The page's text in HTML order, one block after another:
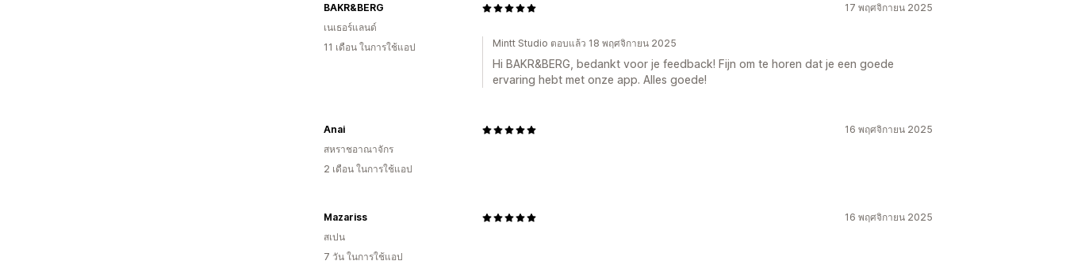
17 พฤศจิกายน 2025
BAKR&BERG
เนเธอร์แลนด์
11 เดือน ในการใช้แอป
Mintt Studio ตอบแล้ว 18 พฤศจิกายน 2025
Hi BAKR&BERG, bedankt voor je feedback! Fijn om te horen dat je een goede
ervaring hebt met onze app. Alles goede!
16 พฤศจิกายน 2025
Anai
สหราชอาณาจักร
2 เดือน ในการใช้แอป
16 พฤศจิกายน 2025
Mazariss
สเปน
7 วัน ในการใช้แอป